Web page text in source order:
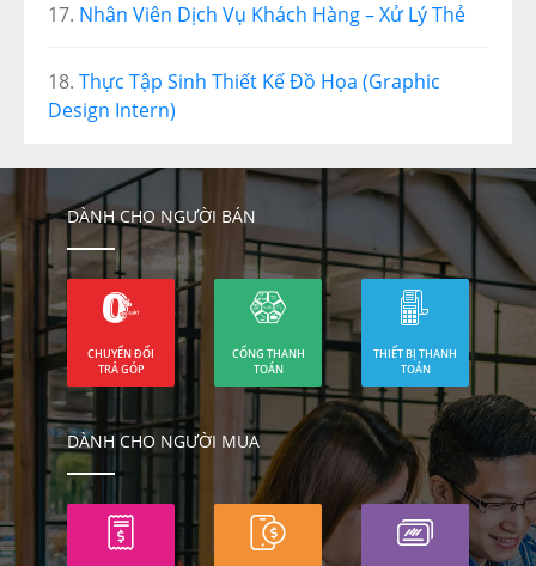
Nhân Viên Dịch Vụ Khách Hàng – Xử Lý Thẻ
Thực Tập Sinh Thiết Kế Đồ Họa (Graphic
Design Intern)
DÀNH CHO NGƯỜI BÁN
CHUYỂN ĐỔI
TRẢ GÓP
CỔNG THANH
TOÁN
THIẾT BỊ THANH
TOÁN
DÀNH CHO NGƯỜI MUA